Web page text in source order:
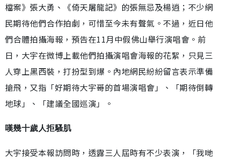
檔案》張大勇、《倚天屠龍記》的張無忌及楊逍；不少網
民期待他們合作拍劇，可惜至今未有聲氣。不過，近日他
們合體拍攝海報，預告在11月中假佛山舉行演唱會。前
日，大宇在微博上載他們拍攝演唱會海報的花絮，只見三
人穿上黑西裝，打扮型到爆。內地網民紛紛留言表示準備
搶飛，又指「好期待大宇哥的首場演唱會」、「期待倒轉
地球」、「建議全國巡演」。
嘆幾十歲人拒騷肌
大宇接受本報訪問時，透露三人屆時有不少表演，「我哋